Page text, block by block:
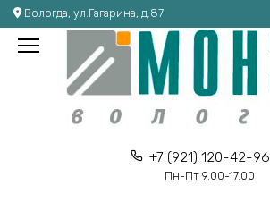
Перейти
к
содержанию
Вологда, ул.Гагарина, д.87
+7 (921) 120-42-96
Пн-Пт 9.00-17.00